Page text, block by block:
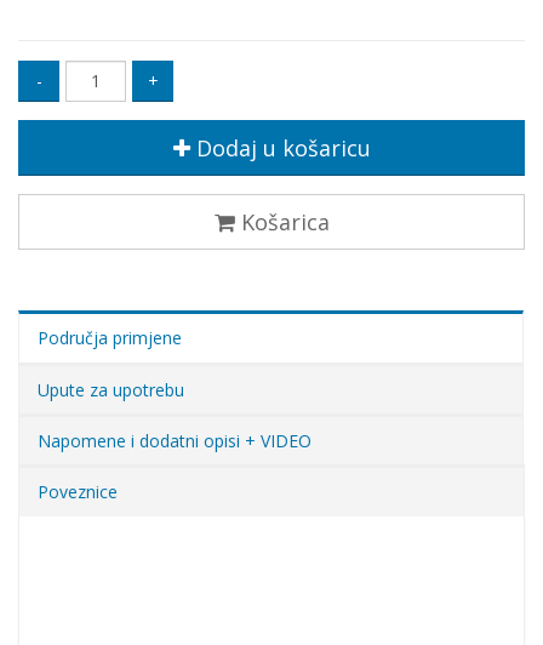
Dodaj u košaricu
Košarica
Područja primjene
Upute za upotrebu
Napomene i dodatni opisi + VIDEO
Poveznice